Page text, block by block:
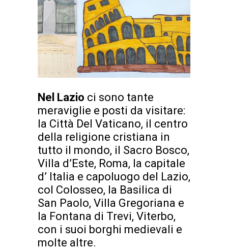
Nel Lazio ci sono tante
meraviglie e posti da visitare:
la Città Del Vaticano, il centro
della religione cristiana in
tutto il mondo, il Sacro Bosco,
Villa d’Este, Roma, la capitale
d’ Italia e capoluogo del Lazio,
col Colosseo, la Basilica di
San Paolo, Villa Gregoriana e
la Fontana di Trevi, Viterbo,
con i suoi borghi medievali e
molte altre.